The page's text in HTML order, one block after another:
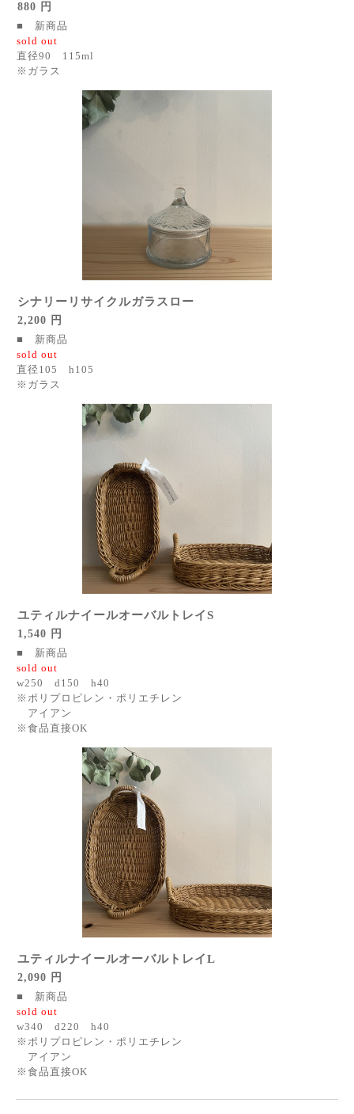
880 円
■ 新商品
sold out
直径90 115ml
※ガラス
シナリーリサイクルガラスロー
2,200 円
■ 新商品
sold out
直径105 h105
※ガラス
ユティルナイールオーバルトレイS
1,540 円
■ 新商品
sold out
w250 d150 h40
※ポリプロピレン・ポリエチレン
アイアン
※食品直接OK
ユティルナイールオーバルトレイL
2,090 円
■ 新商品
sold out
w340 d220 h40
※ポリプロピレン・ポリエチレン
アイアン
※食品直接OK